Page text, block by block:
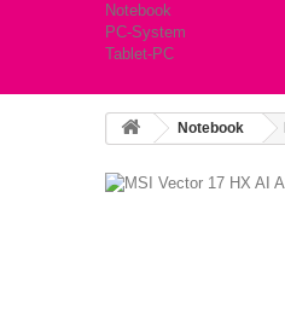
Notebook
PC-System
Tablet-PC
Notebook